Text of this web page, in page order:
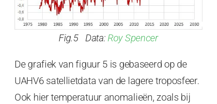
Fig.5 Data:Roy Spencer
De grafiek van figuur 5 is gebaseerd op de
UAHV6 satellietdata van de lagere troposfeer.
Ook hier temperatuur anomalieën, zoals bij